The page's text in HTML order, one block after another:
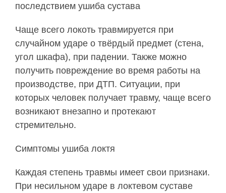
последствием ушиба сустава
Чаще всего локоть травмируется при
случайном ударе о твёрдый предмет (стена,
угол шкафа), при падении. Также можно
получить повреждение во время работы на
производстве, при ДТП. Ситуации, при
которых человек получает травму, чаще всего
возникают внезапно и протекают
стремительно.
Симптомы ушиба локтя
Каждая степень травмы имеет свои признаки.
При несильном ударе в локтевом суставе